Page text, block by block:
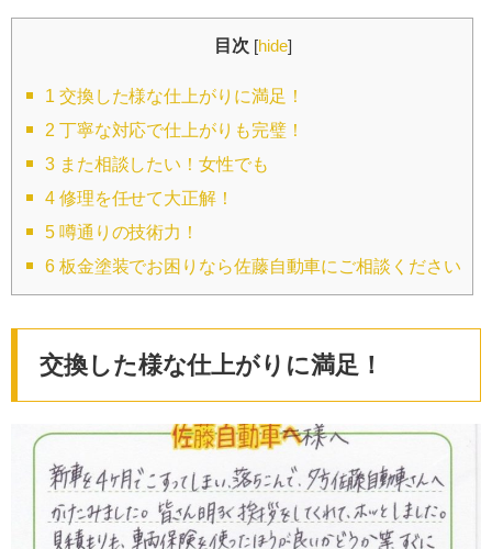
目次 [hide]
1 交換した様な仕上がりに満足！
2 丁寧な対応で仕上がりも完璧！
3また相談したい！女性でも
4修理を任せて大正解！
5噂通りの技術力！
6板金塗装でお困りなら佐藤自動車にご相談ください
交換した様な仕上がりに満足！